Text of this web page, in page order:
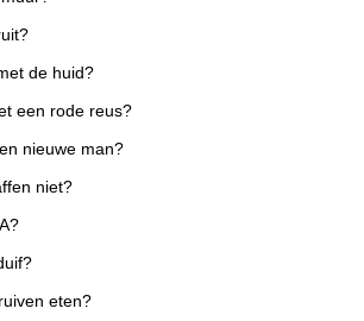
de huid?
een rode reus?
nieuwe man?
niet?
eten?